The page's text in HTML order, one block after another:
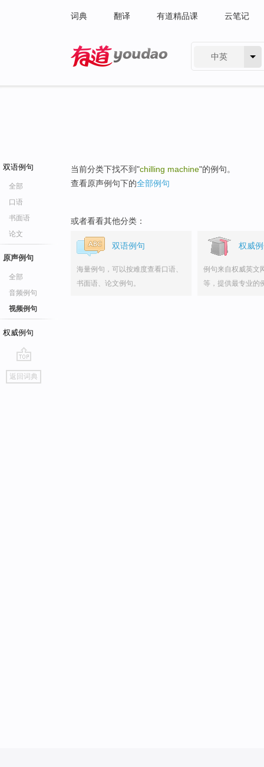
词典 翻译 有道精品课 云笔记
中英
双语例句
全部
口语
书面语
论文
原声例句
全部
音频例句
视频例句
权威例句
go
top
返回词典
当前分类下找不到"chilling machine"的例句。
查看原声例句下的全部例句
或者看看其他分类：
双语例句
海量例句，可以按难度查看口语、
书面语、论文例句。
权威
例句来自权威英文
等，提供最专业的